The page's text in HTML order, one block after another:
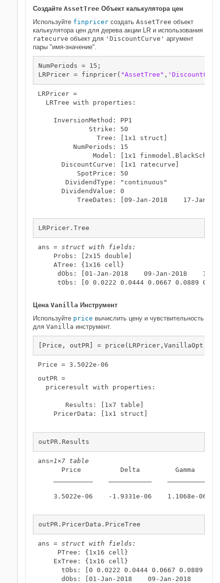
Создайте AssetTree Объект калькулятора цен
Используйте finpricer создать AssetTree объект
калькулятора цен для дерева акции LR и использования
ratecurve объект для 'DiscountCurve' аргумент
пары "имя-значение".
NumPeriods = 15;
LRPricer = finpricer( "AssetTree" ,
LRPricer =
  LRTree with properties:
    InversionMethod: PP1
             Strike: 50
               Tree: [1x1 struct]
         NumPeriods: 15
Model: [1x1
      DiscountCurve: [1x1 ratecurve]
          SpotPrice: 50
       DividendType: "continuous"
      DividendValue: 0
TreeDates: [09-Jan-2018    17-Jan-
LRPricer.Tree
ans = struct with fields:
    Probs: [2x15 double]
    ATree: {1x16 cell}
dObs: [01-Jan-2018    09-Jan-2018    17-
tObs: [0 0.0222 0.0444 0.0667 0.0889
Цена Vanilla Инструмент
Используйте price вычислить цену и чувствительность
для Vanilla инструмент.
[Price, outPR] = price(LRPricer,VanillaOpt,[
outPR =
  priceresult with properties:
       Results: [1x7 table]
    PricerData: [1x1 struct]
outPR.Results
ans=1×7 table
Price          Delta         Gamma
3.5022e-06    -1.9331e-06    1.1068e-06
outPR.PricerData.PriceTree
ans = struct with fields:
     PTree: {1x16 cell}
    ExTree: {1x16 cell}
tObs: [0 0.0222 0.0444 0.0667 0.0889
dObs: [01-Jan-2018    09-Jan-2018